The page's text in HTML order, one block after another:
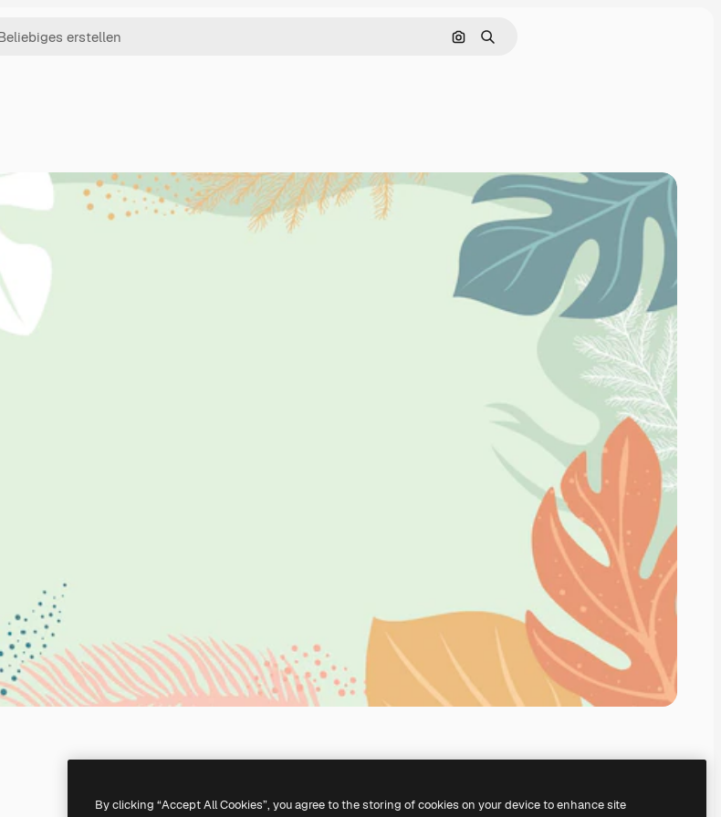
Nach Bild suchen
Suchen
By clicking “Accept All Cookies”, you agree to the storing of cookies on your device to enhance site